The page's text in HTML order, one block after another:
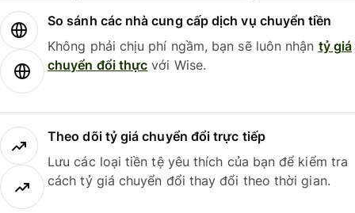
So sánh các nhà cung cấp dịch vụ chuyển tiền
Không phải chịu phí ngầm, bạn sẽ luôn nhận tỷ giá
chuyển đổi thực với Wise.
Theo dõi tỷ giá chuyển đổi trực tiếp
Lưu các loại tiền tệ yêu thích của bạn để kiểm tra
cách tỷ giá chuyển đổi thay đổi theo thời gian.